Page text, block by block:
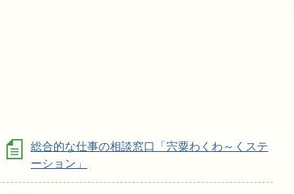
総合的な仕事の相談窓口「宍粟わくわ～くステ
ーション」